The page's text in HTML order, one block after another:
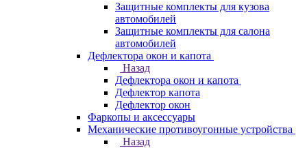
Защитные комплекты для кузова
автомобилей
Защитные комплекты для салона
автомобилей
Дефлектора окон и капота
Назад
Дефлектора окон и капота
Дефлектор капота
Дефлектор окон
Фаркопы и аксессуары
Механические противоугонные устройства
Назад